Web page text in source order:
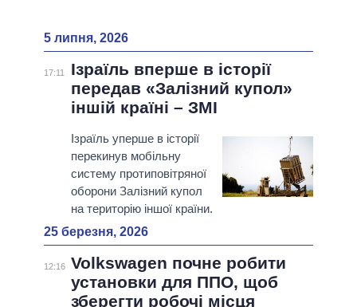
5 липня, 2026
17:11
Ізраїль вперше в історії
передав «Залізний купол»
іншій країні – ЗМІ
Ізраїль уперше в історії
перекинув мобільну
систему протиповітряної
оборони Залізний купол
на територію іншої країни.
25 березня, 2026
12:16 Volkswagen почне робити
установки для ППО, щоб
зберегти робочі місця